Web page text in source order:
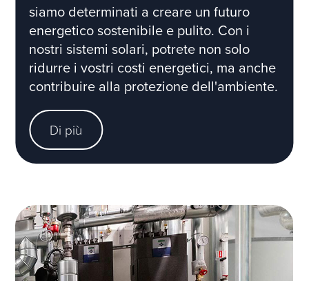
siamo determinati a creare un futuro
energetico sostenibile e pulito. Con i
nostri sistemi solari, potrete non solo
ridurre i vostri costi energetici, ma anche
contribuire alla protezione dell'ambiente.
Di più